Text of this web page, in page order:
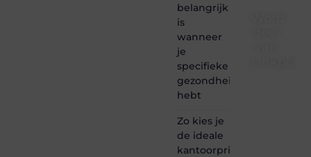
belangrijk
is
wanneer
je
specifieke
gezondheidsdoelen
hebt
Zo kies je
de ideale
kantoorprinter